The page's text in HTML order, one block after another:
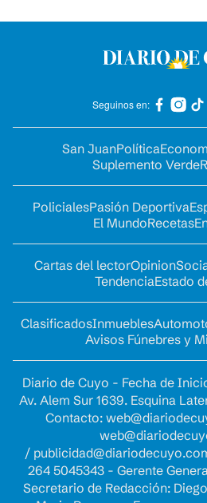
Seguinos en:
San JuanPolítica
Suplemento Verde
PolicialesPasión Deportiva
El MundoRecetas
Cartas del lectorOpinion
TendenciaEstado
ClasificadosInmuebles
Avisos Fúnebres y
Diario de Cuyo - Fecha de
Av. Alem Sur 1639. Esquina
Contacto:
/
264 5045343 - Gerente
Secretario de Redacción: